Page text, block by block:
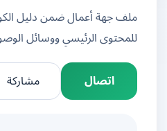
ملف جهة أعمال ضمن دليل
للمحتوى الرئيسي ووسائل الوصول
اتصال
مشاركة